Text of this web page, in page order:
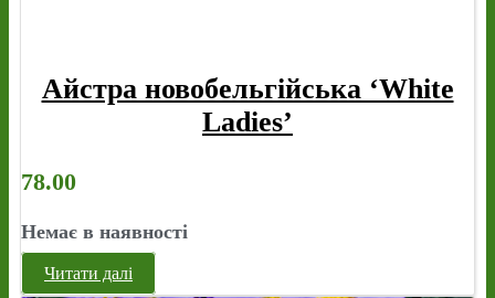
Айстра новобельгійська ‘White
Ladies’
78.00
Немає в наявності
Читати далі